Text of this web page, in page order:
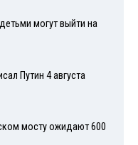
могут выйти на
Путин 4 августа
мосту ожидают 600